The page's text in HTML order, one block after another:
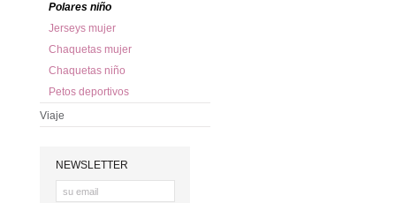
Polares niño
Jerseys mujer
Chaquetas mujer
Chaquetas niño
Petos deportivos
Viaje
NEWSLETTER